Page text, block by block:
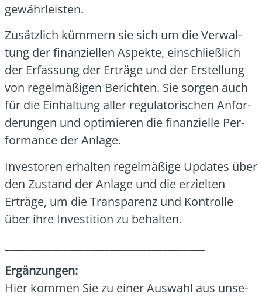
gewähr­leis­ten.
Zusätz­lich küm­mern sie sich um die Ver­wal­
tung der finan­zi­el­len Aspek­te, ein­schließ­lich
der Erfas­sung der Erträ­ge und der Erstel­lung
von regel­mä­ßi­gen Berich­ten. Sie sor­gen auch
für die Ein­hal­tung aller regu­la­to­ri­schen Anfor­
de­run­gen und opti­mie­ren die finan­zi­el­le Per­
for­mance der Anla­ge.
Inves­to­ren erhal­ten regel­mä­ßi­ge Updates über
den Zustand der Anla­ge und die erziel­ten
Erträ­ge, um die Trans­pa­renz und Kon­trol­le
über ihre Inves­ti­ti­on zu behal­ten.
Ergän­zun­gen:
Hier kom­men Sie zu einer Aus­wahl aus unse­